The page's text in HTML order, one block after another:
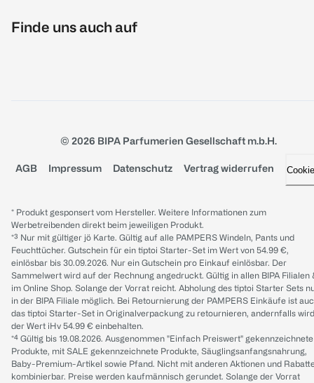
Finde uns auch auf
© 2026 BIPA Parfumerien Gesellschaft m.b.H.
AGB Impressum Datenschutz Vertrag widerrufen
* Produkt gesponsert vom Hersteller. Weitere Informationen zum
Werbetreibenden direkt beim jeweiligen Produkt.
*³ Nur mit gültiger jö Karte. Gültig auf alle PAMPERS Windeln, Pants und
Feuchttücher. Gutschein für ein tiptoi Starter-Set im Wert von 54.99 €,
einlösbar bis 30.09.2026. Nur ein Gutschein pro Einkauf einlösbar. Der
Sammelwert wird auf der Rechnung angedruckt. Gültig in allen BIPA Filialen
im Online Shop. Solange der Vorrat reicht. Abholung des tiptoi Starter Sets
in der BIPA Filiale möglich. Bei Retournierung der PAMPERS Einkäufe ist
das tiptoi Starter-Set in Originalverpackung zu retournieren, andernfalls wird
der Wert iHv 54.99 € einbehalten.
*⁴ Gültig bis 19.08.2026. Ausgenommen "Einfach Preiswert" gekennzeichnete
Produkte, mit SALE gekennzeichnete Produkte, Säuglingsanfangsnahrung,
Baby-Premium-Artikel sowie Pfand. Nicht mit anderen Aktionen und
kombinierbar. Preise werden kaufmännisch gerundet. Solange der Vorrat